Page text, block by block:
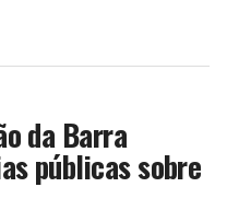
da Barra
públicas sobre